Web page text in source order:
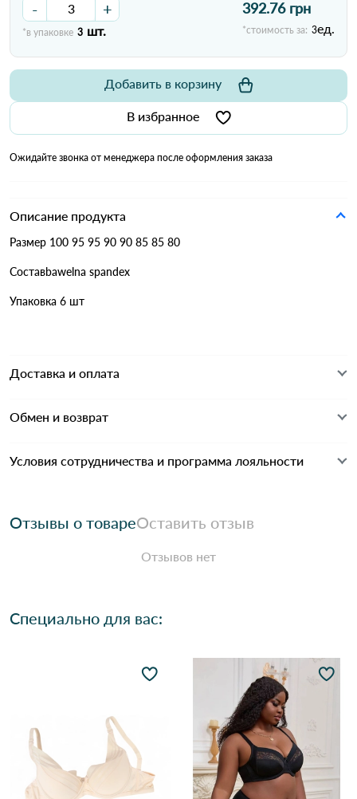
- +
*в упаковке 3 шт.
392.76 грн
*стоимость за: 3ед.
В избранное
Добавить в корзину
Ожидайте звонка от менеджера после оформления заказа
Описание продукта
Размер 100 95 95 90 90 85 85 80
Составbawelna spandex
Упаковка 6 шт
Доставка и оплата
Обмен и возврат
Условия сотрудничества и программа лояльности
Отзывы о товареОставить отзыв
Отзывов нет
Специально для вас: